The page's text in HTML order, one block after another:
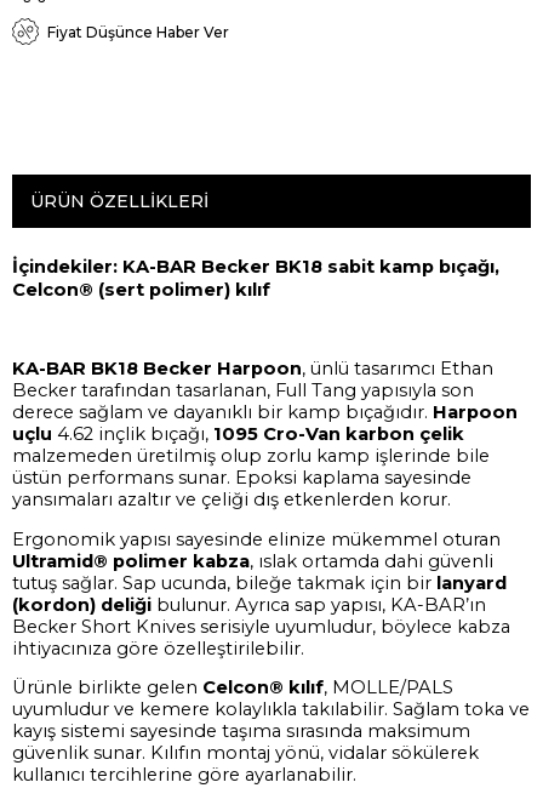
Fiyat Düşünce Haber Ver
ÜRÜN ÖZELLIKLERI
İçindekiler: KA-BAR Becker BK18 sabit kamp bıçağı,
Celcon® (sert polimer) kılıf
KA-BAR BK18 Becker Harpoon, ünlü tasarımcı Ethan
Becker tarafından tasarlanan, Full Tang yapısıyla son
derece sağlam ve dayanıklı bir kamp bıçağıdır. Harpoon
uçlu 4.62 inçlik bıçağı, 1095 Cro-Van karbon çelik
malzemeden üretilmiş olup zorlu kamp işlerinde bile
üstün performans sunar. Epoksi kaplama sayesinde
yansımaları azaltır ve çeliği dış etkenlerden korur.
Ergonomik yapısı sayesinde elinize mükemmel oturan
Ultramid® polimer kabza, ıslak ortamda dahi güvenli
tutuş sağlar. Sap ucunda, bileğe takmak için bir lanyard
(kordon) deliği bulunur. Ayrıca sap yapısı, KA-BAR’ın
Becker Short Knives serisiyle uyumludur, böylece kabza
ihtiyacınıza göre özelleştirilebilir.
Ürünle birlikte gelen Celcon® kılıf, MOLLE/PALS
uyumludur ve kemere kolaylıkla takılabilir. Sağlam toka ve
kayış sistemi sayesinde taşıma sırasında maksimum
güvenlik sunar. Kılıfın montaj yönü, vidalar sökülerek
kullanıcı tercihlerine göre ayarlanabilir.